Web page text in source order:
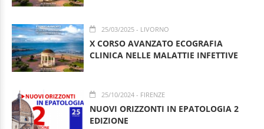
25/03/2025 - LIVORNO
X CORSO AVANZATO ECOGRAFIA
CLINICA NELLE MALATTIE INFETTIVE
25/10/2024 - FIRENZE
NUOVI ORIZZONTI IN EPATOLOGIA 2
EDIZIONE